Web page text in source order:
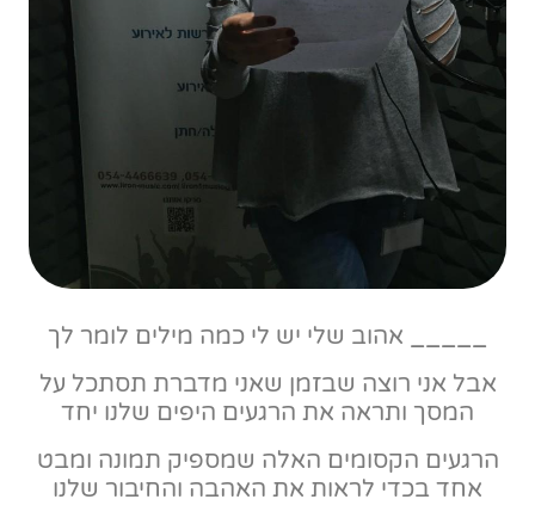
_____ אהוב שלי יש לי כמה מילים לומר לך
אבל אני רוצה שבזמן שאני מדברת תסתכל על
המסך ותראה את הרגעים היפים שלנו יחד
הרגעים הקסומים האלה שמספיק תמונה ומבט
אחד בכדי לראות את האהבה והחיבור שלנו